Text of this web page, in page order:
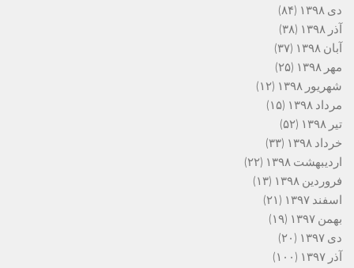
دی ۱۳۹۸
(۸۴)
آذر ۱۳۹۸
(۳۸)
آبان ۱۳۹۸
(۳۷)
مهر ۱۳۹۸
(۲۵)
شهریور ۱۳۹۸
(۱۲)
مرداد ۱۳۹۸
(۱۵)
تیر ۱۳۹۸
(۵۲)
خرداد ۱۳۹۸
(۳۳)
اردیبهشت ۱۳۹۸
(۲۲)
فروردین ۱۳۹۸
(۱۳)
اسفند ۱۳۹۷
(۲۱)
بهمن ۱۳۹۷
(۱۹)
دی ۱۳۹۷
(۲۰)
آذر ۱۳۹۷
(۱۰۰)